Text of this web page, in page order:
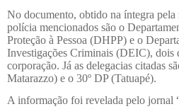
No documento, obtido na íntegra pela
polícia mencionados são o
Proteção à Pessoa (DHPP) e o
Investigações Criminais (DEIC), dois
corporação. Já as delegacias citadas
Matarazzo) e o 30º DP (Tatuapé).
A informação foi revelada pelo jornal